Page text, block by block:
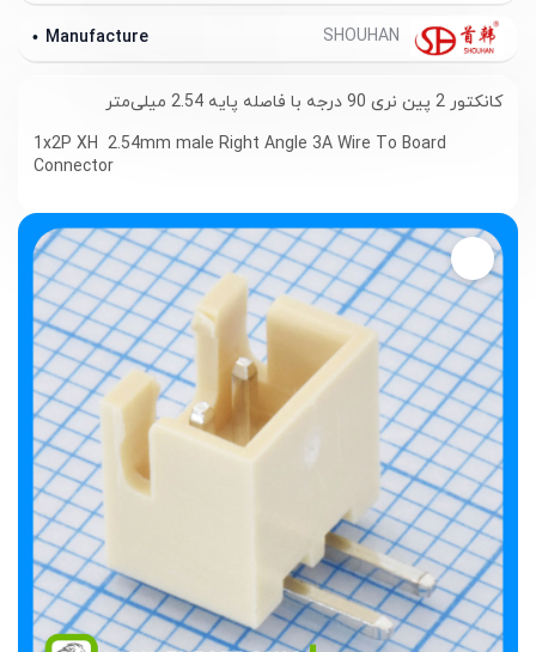
Manufacture
کانکتور 2 پین نری 90 درجه با فاصله پایه 2.54 میلی‌متر
1x2P XH 2.54mm male Right Angle 3A Wire To Board
Connector